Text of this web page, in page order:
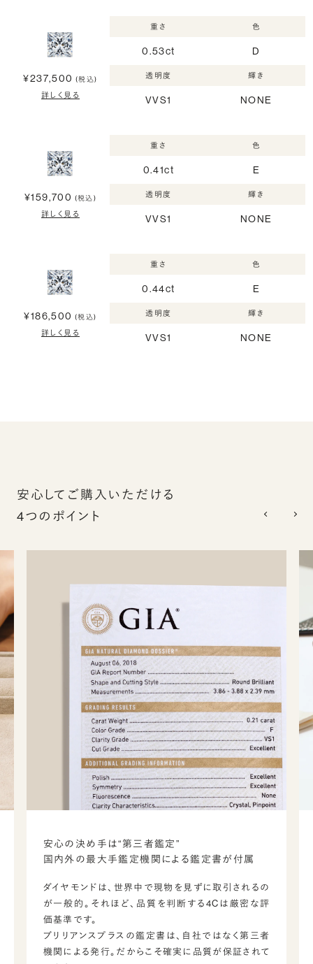
¥237,500 (税込)
詳しく見る
重さ
0.53ct
色
D
透明度
VVS1
輝き
NONE
¥159,700 (税込)
詳しく見る
重さ
0.41ct
色
E
透明度
VVS1
輝き
NONE
¥186,500 (税込)
詳しく見る
重さ
0.44ct
色
E
透明度
VVS1
輝き
NONE
安心してご購入いただける
4つのポイント
安心の決め手は“第三者鑑定”
国内外の最大手鑑定機関による鑑定書が付属
ダイヤモンドは、世界中で現物を見ずに取引されるの
が一般的。それほど、品質を判断する4Cは厳密な評
価基準です。
ブリリアンスプラスの鑑定書は、自社ではなく第三者
機関による発行。だからこそ確実に品質が保証されて